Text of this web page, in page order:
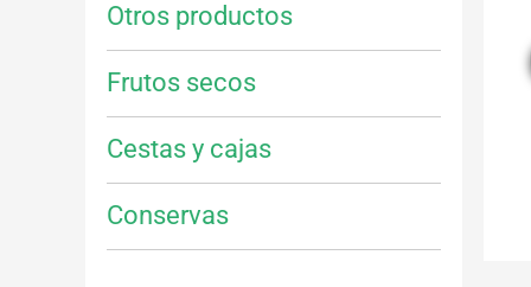
Otros productos
Frutos secos
Cestas y cajas
Conservas